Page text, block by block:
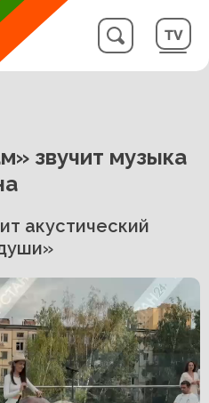
звучит музыка
акустический